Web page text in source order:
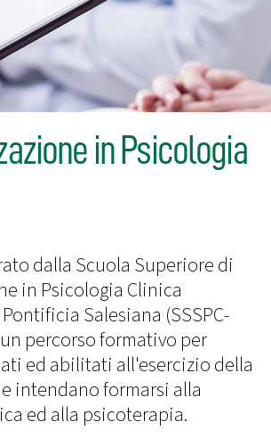
in Psicologia
dalla Scuola Superiore di
in Psicologia Clinica
Salesiana (SSSPC-
percorso formativo per
ed abilitati all'esercizio della
intendano formarsi alla
ed alla psicoterapia.